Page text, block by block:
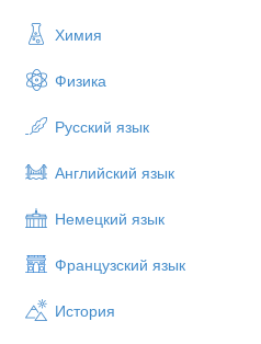
Химия
Физика
Русский язык
Английский язык
Немецкий язык
Французский язык
История